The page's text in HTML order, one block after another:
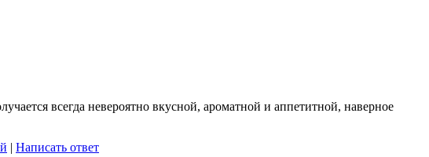
всегда невероятно вкусной, ароматной и аппетитной, наверное
| Написать ответ